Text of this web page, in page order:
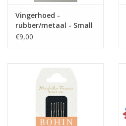
Vingerhoed -
rubber/metaal - Small
€9,00